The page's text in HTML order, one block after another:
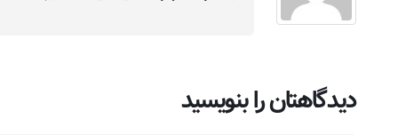
دیدگاهتان را بنویسید